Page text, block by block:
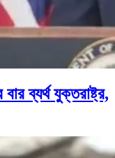
ব্যর্থ যুক্তরাষ্ট্র,